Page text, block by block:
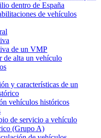
dentro de España
de vehículos
de un VMP
de alta un vehículo
y características de un
vehículos históricos
de servicio a vehículo
(Grupo A)